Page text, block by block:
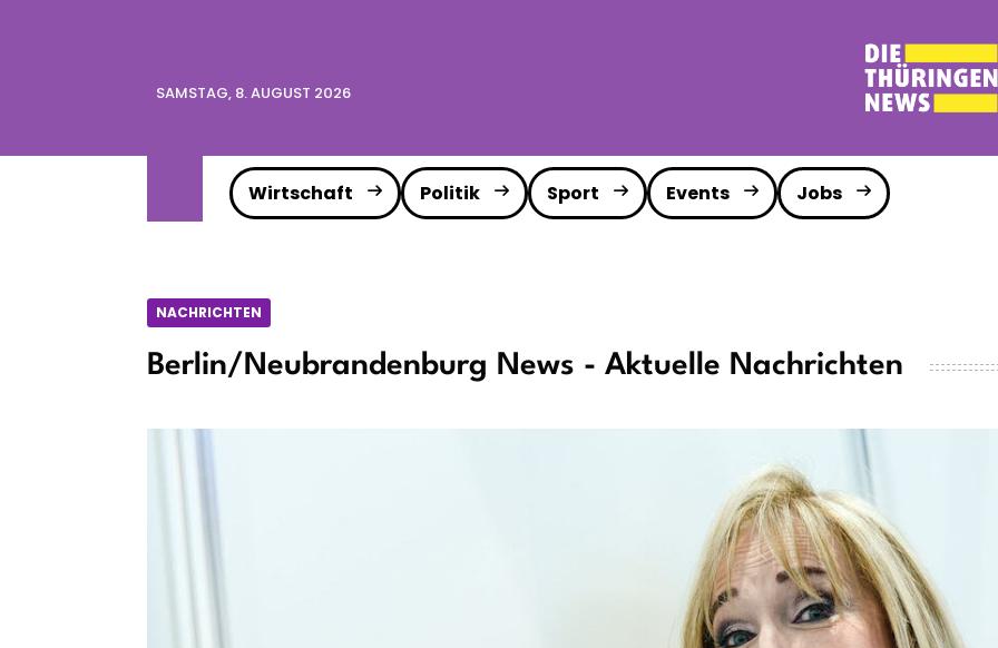
SAMSTAG, 8. AUGUST 2026
Wirtschaft Politik Sport Events Jobs
NACHRICHTEN
Berlin/Neubrandenburg News - Aktuelle Nachrichten